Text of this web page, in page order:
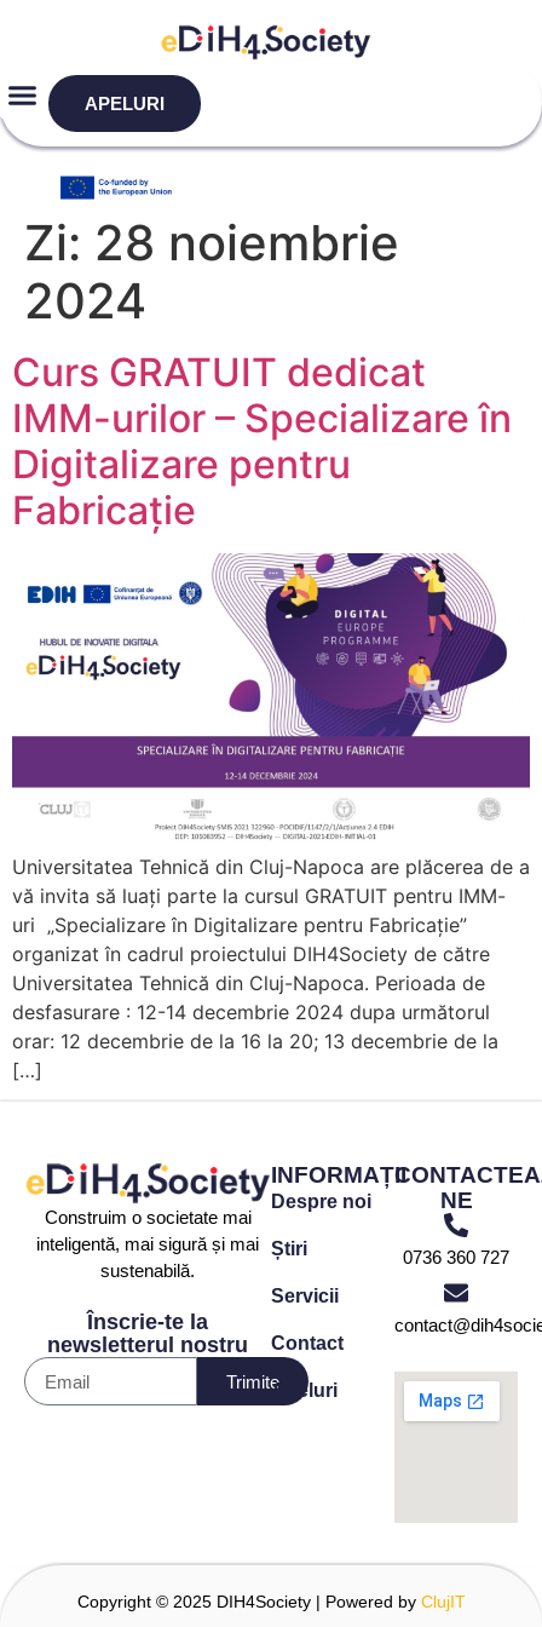
APELURI
Zi: 28 noiembrie
2024
Curs GRATUIT dedicat
IMM-urilor – Specializare în
Digitalizare pentru
Fabricație
Universitatea Tehnică din Cluj-Napoca are plăcerea de a
vă invita să luați parte la cursul GRATUIT pentru IMM-
uri „Specializare în Digitalizare pentru Fabricație”
organizat în cadrul proiectului DIH4Society de către
Universitatea Tehnică din Cluj-Napoca. Perioada de
desfasurare : 12-14 decembrie 2024 dupa următorul
orar: 12 decembrie de la 16 la 20; 13 decembrie de la
[…]
Construim o societate mai
inteligentă, mai sigură și mai
sustenabilă.
Înscrie-te la
newsletterul nostru
Trimite
INFORMAȚII
Despre noi
Știri
Servicii
Contact
Apeluri
NE
0736 360 727
Copyright © 2025 DIH4Society | Powered by ClujIT